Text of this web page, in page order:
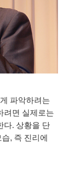
파악하려는
려면 실제로는
다. 상황을 단
, 즉 진리에